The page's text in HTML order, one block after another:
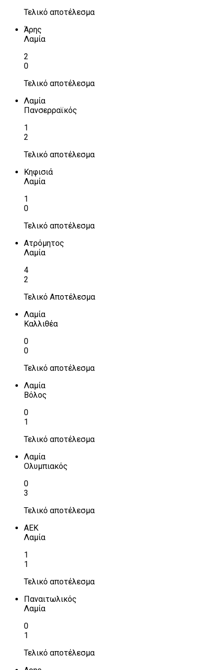
Τελικό αποτέλεσμα
Άρης
Λαμία
2
0
Τελικό αποτέλεσμα
Λαμία
Πανσερραϊκός
1
2
Τελικό αποτέλεσμα
Κηφισιά
Λαμία
1
0
Τελικό αποτέλεσμα
Ατρόμητος
Λαμία
4
2
Τελικό Αποτέλεσμα
Λαμία
Καλλιθέα
0
0
Τελικό αποτέλεσμα
Λαμία
Βόλος
0
1
Τελικό αποτέλεσμα
Λαμία
Ολυμπιακός
0
3
Τελικό αποτέλεσμα
ΑΕΚ
Λαμία
1
1
Τελικό αποτέλεσμα
Παναιτωλικός
Λαμία
0
1
Τελικό αποτέλεσμα